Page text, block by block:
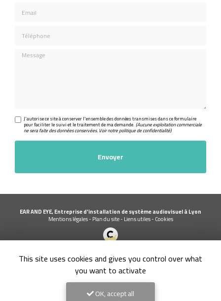
Message
J'autorise ce site à conserver l'ensemble des données transmises dans ce formulaire
pour faciliter le suivi et le traitement de ma demande. (Aucune exploitation commerciale
ne sera faite des données conservées. Voir notrepolitique de confidentialité)
EAR AND EYE, Entreprise d'installation de système audiovisuel à Lyon
Mentions légales-Plan du site-Liens utiles-Cookies
Demande de Devis
This site uses cookies and gives you control over what
you want to activate
OK, accept all